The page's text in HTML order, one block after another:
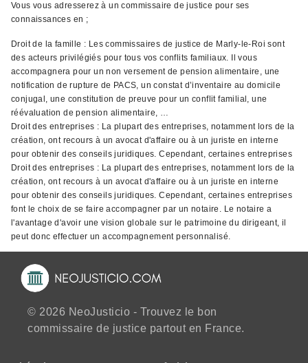
Vous vous adresserez à un commissaire de justice pour ses
connaissances en ;
Droit de la famille : Les commissaires de justice de Marly-le-Roi sont
des acteurs privilégiés pour tous vos conflits familiaux. Il vous
accompagnera pour un non versement de pension alimentaire, une
notification de rupture de PACS, un constat d’inventaire au domicile
conjugal, une constitution de preuve pour un conflit familial, une
réévaluation de pension alimentaire, …
Droit des entreprises : La plupart des entreprises, notamment lors de la
création, ont recours à un avocat d'affaire ou à un juriste en interne
pour obtenir des conseils juridiques. Cependant, certaines entreprises
Droit des entreprises : La plupart des entreprises, notamment lors de la
création, ont recours à un avocat d'affaire ou à un juriste en interne
pour obtenir des conseils juridiques. Cependant, certaines entreprises
font le choix de se faire accompagner par un notaire. Le notaire a
l'avantage d'avoir une vision globale sur le patrimoine du dirigeant, il
peut donc effectuer un accompagnement personnalisé.
© 2026 NeoJusticio - Trouvez le bon
commissaire de justice partout en France.